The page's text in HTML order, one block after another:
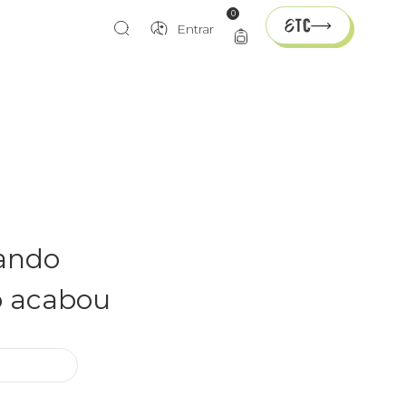
Entrar
0
acabou